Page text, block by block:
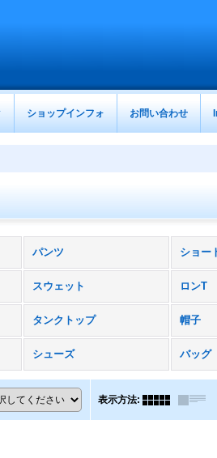
ショップインフォ お問い合わせ
パンツ ショー
スウェット ロンT
タンクトップ 帽子
シューズ バッグ
表示方法: